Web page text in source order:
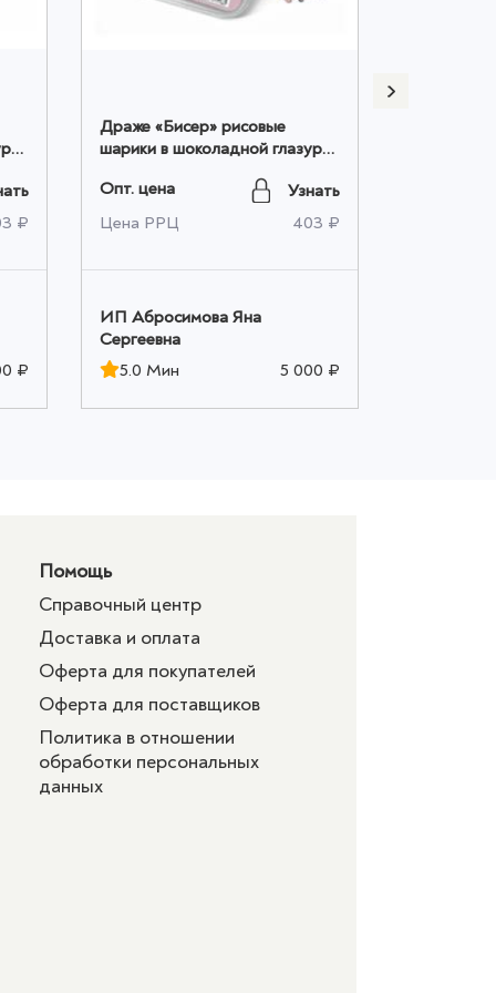
₽
₽
Драже «Бисер» рисовые
шарики в шоколадной глазури
Опт. цена
Узнать
Цена РРЦ
403 ₽
ИП Абросимова Яна
Сергеевна
5.0 Мин
5 000 ₽
Помощь
Справочный центр
Доставка и оплата
Оферта для покупателей
Оферта для поставщиков
Политика в отношении
обработки персональных
данных